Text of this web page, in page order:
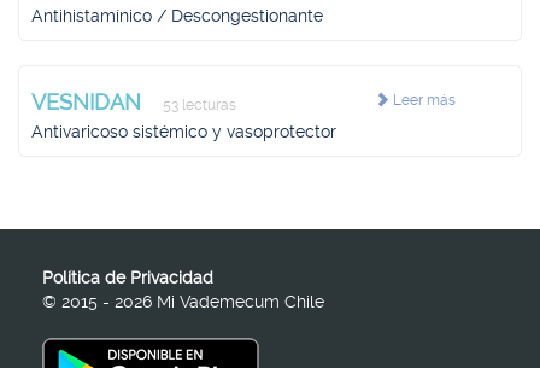
Antihistamínico / Descongestionante
Leer más
VESNIDAN 53 lecturas
Antivaricoso sistémico y vasoprotector
Política de Privacidad
© 2015 - 2026 Mi Vademecum Chile